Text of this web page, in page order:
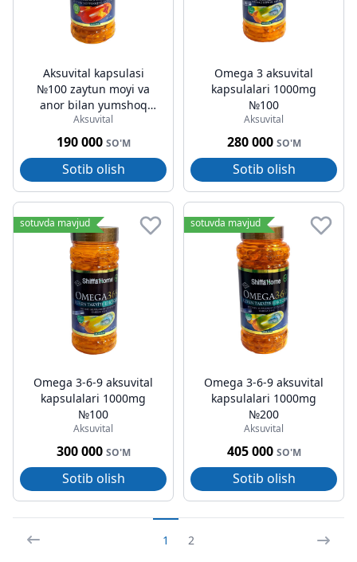
Aksuvital kapsulasi
№100 zaytun moyi va
anor bilan yumshoq
kapsula
Aksuvital
190 000 SO'M
Sotib olish
Omega 3 aksuvital
kapsulalari 1000mg
№100
Aksuvital
280 000 SO'M
Sotib olish
sotuvda mavjud
Omega 3-6-9 aksuvital
kapsulalari 1000mg
№100
Aksuvital
300 000 SO'M
Sotib olish
sotuvda mavjud
Omega 3-6-9 aksuvital
kapsulalari 1000mg
№200
Aksuvital
405 000 SO'M
Sotib olish
1 2